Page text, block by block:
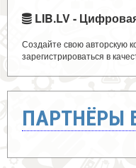
LIB.LV -
Создайте свою авторскую
зарегистрироваться в
ПАРТНЁРЫ